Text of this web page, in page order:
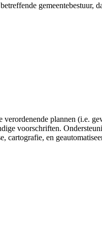
plannen (i.e.
voorschriften.
en